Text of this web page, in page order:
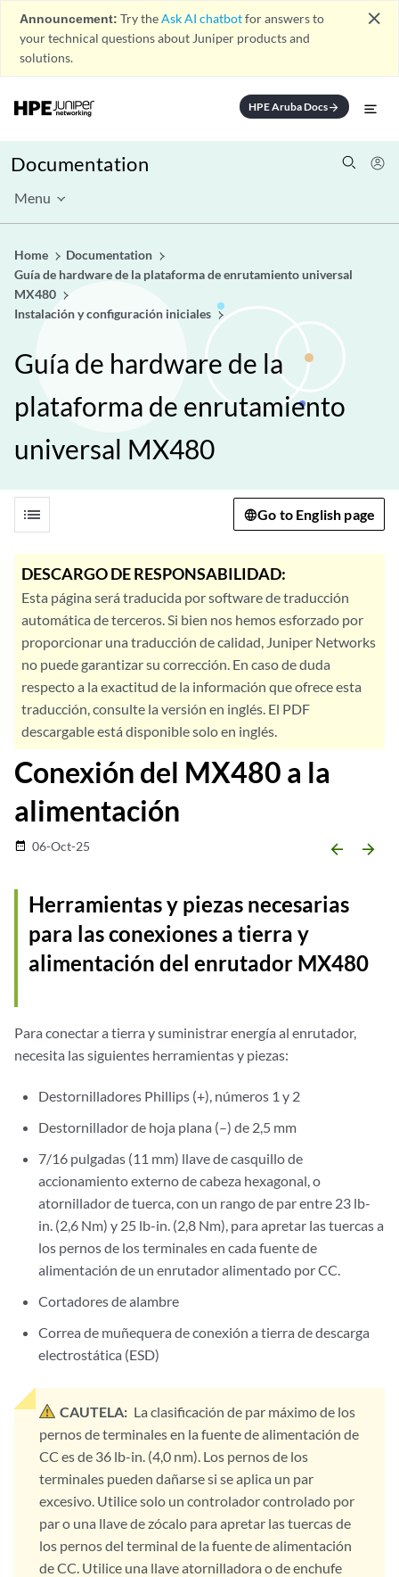
Announcement: Try theAsk AI chatbotfor answers to
your technical questions about Juniper products and
solutions.
close
HPE Aruba Docsarrow_forward
Documentation
Menu
Home
Documentation
Guía de hardware de la plataforma de enrutamiento universal
MX480
Instalación y configuración iniciales
Guía de hardware de la
plataforma de enrutamiento
universal MX480
list Go to English page
DESCARGO DE RESPONSABILIDAD:
Esta página será traducida por software de traducción
automática de terceros. Si bien nos hemos esforzado por
proporcionar una traducción de calidad, Juniper Networks
no puede garantizar su corrección. En caso de duda
respecto a la exactitud de la información que ofrece esta
traducción, consulte la versión en inglés. El PDF
descargable está disponible solo en inglés.
Conexión del MX480 a la
alimentación
date_range 06-Oct-25 arrow_backward arrow_forward
Herramientas y piezas necesarias
para las conexiones a tierra y
alimentación del enrutador MX480
Para conectar a tierra y suministrar energía al enrutador,
necesita las siguientes herramientas y piezas:
Destornilladores Phillips (+), números 1 y 2
Destornillador de hoja plana (–) de 2,5 mm
7/16 pulgadas (11 mm) llave de casquillo de
accionamiento externo de cabeza hexagonal, o
atornillador de tuerca, con un rango de par entre 23 lb-
in. (2,6 Nm) y 25 lb-in. (2,8 Nm), para apretar las tuercas a
los pernos de los terminales en cada fuente de
alimentación de un enrutador alimentado por CC.
Cortadores de alambre
Correa de muñequera de conexión a tierra de descarga
electrostática (ESD)
CAUTELA: La clasificación de par máximo de los
pernos de terminales en la fuente de alimentación de
CC es de 36 lb-in. (4,0 nm). Los pernos de los
terminales pueden dañarse si se aplica un par
excesivo. Utilice solo un controlador controlado por
par o una llave de zócalo para apretar las tuercas de
los pernos del terminal de la fuente de alimentación
de CC. Utilice una llave atornilladora o de enchufe